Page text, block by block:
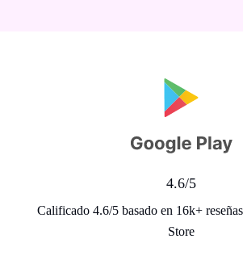
4.6/5
Calificado 4.6/5 basado en 16k+
Store